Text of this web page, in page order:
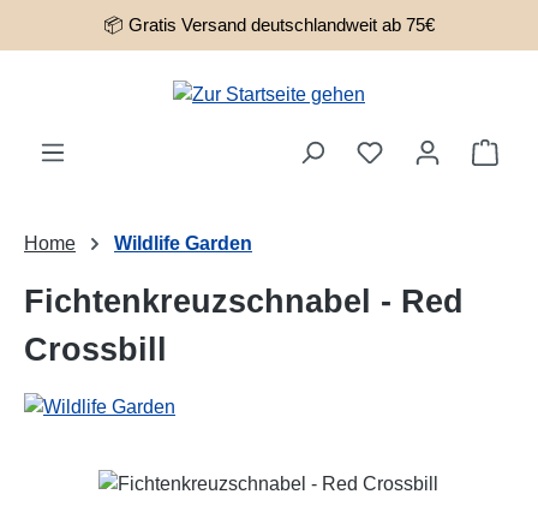
Zum Hauptinhalt springen
📦 Gratis Versand deutschlandweit ab 75€
Home Wildlife Garden
Fichtenkreuzschnabel - Red
Crossbill
Bildergalerie überspringen